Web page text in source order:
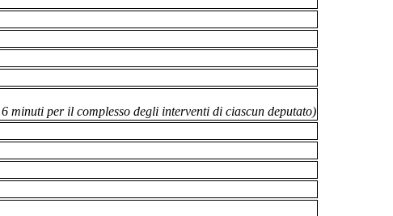
minuti per il complesso degli interventi di ciascun deputato)